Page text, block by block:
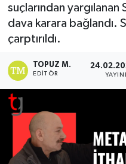
suçlarından yargılanan
dava karara bağlandı.
çarptırıldı.
TOPUZ M.
EDITÖR
TÜRKİYE